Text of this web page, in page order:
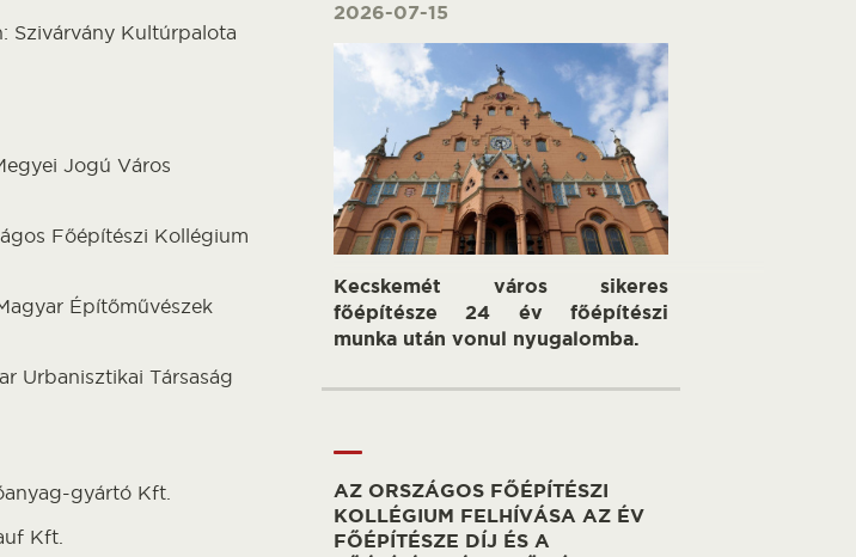
Szivárvány Kultúrpalota
Jogú Város
Főépítészi Kollégium
Építőművészek
Urbanisztikai Társaság
gyártó Kft.
Kft.
2026-07-15
Kecskemét város sikeres
főépítésze 24 év főépítészi
munka után vonul nyugalomba.
AZ ORSZÁGOS FŐÉPÍTÉSZI
KOLLÉGIUM FELHÍVÁSA AZ ÉV
FŐÉPÍTÉSZE DÍJ ÉS A